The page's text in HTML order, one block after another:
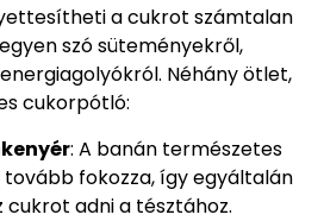
a cukrot számtalan
szó süteményekről,
Néhány ötlet,
cukorpótló:
: A banán természetes
fokozza, így egyáltalán
cukrot adni a tésztához.